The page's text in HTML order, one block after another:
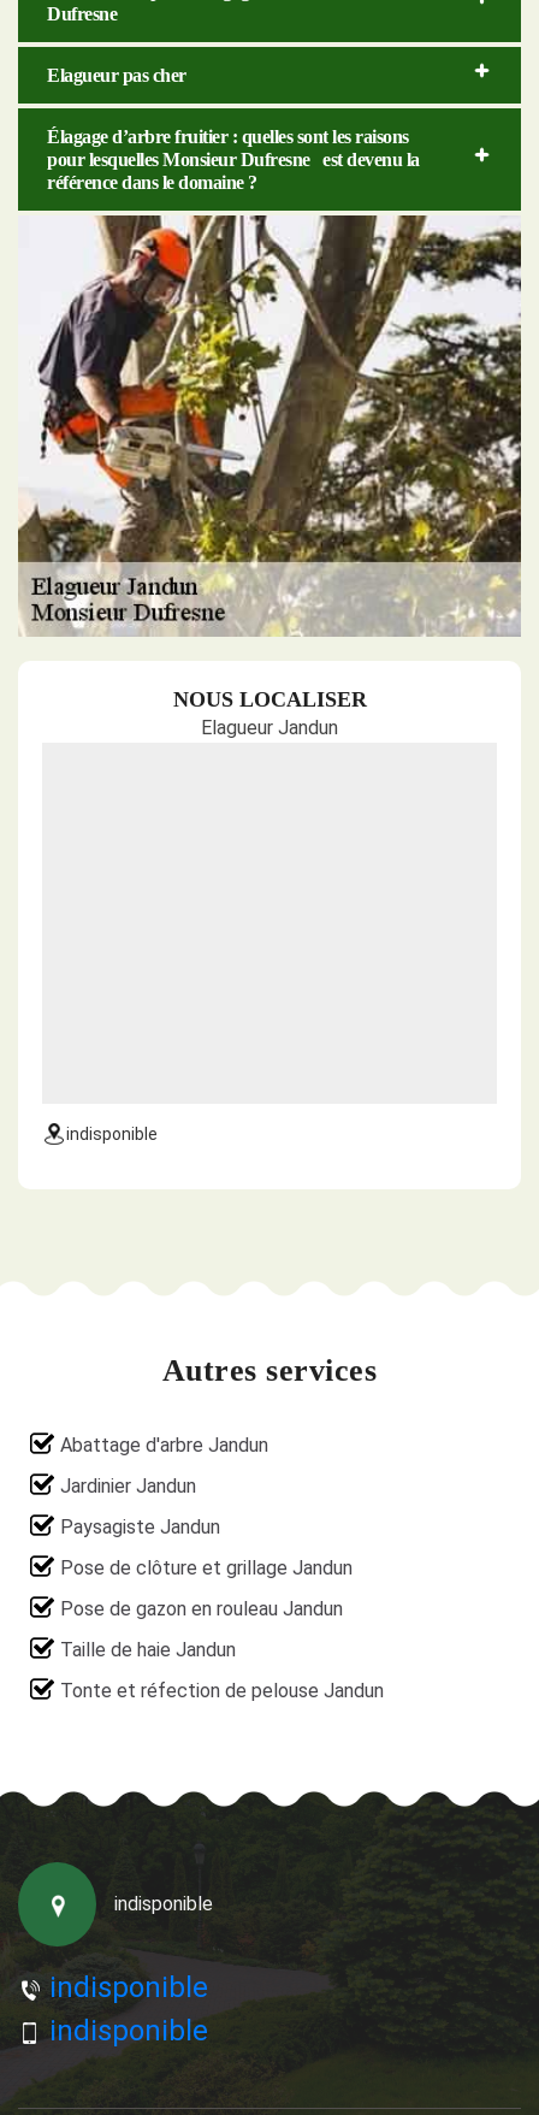
Dufresne
Elagueur pas cher
Élagage d’arbre fruitier : quelles sont les raisons
pour lesquelles Monsieur Dufresne est devenu la
référence dans le domaine ?
NOUS LOCALISER
Elagueur Jandun
indisponible
Autres services
Abattage d'arbre Jandun
Jardinier Jandun
Paysagiste Jandun
Pose de clôture et grillage Jandun
Pose de gazon en rouleau Jandun
Taille de haie Jandun
Tonte et réfection de pelouse Jandun
indisponible
indisponible
indisponible